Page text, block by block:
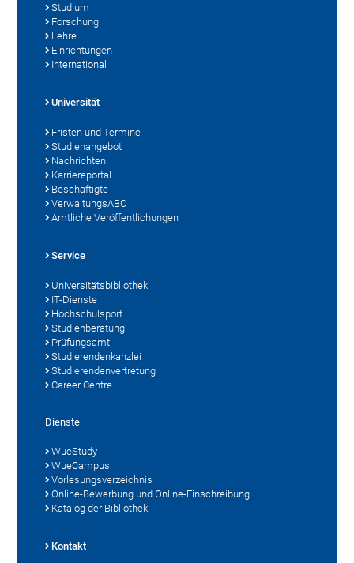
Studium
Forschung
Lehre
Einrichtungen
International
Universität
Fristen und Termine
Studienangebot
Nachrichten
Karriereportal
Beschäftigte
VerwaltungsABC
Amtliche Veröffentlichungen
Service
Universitätsbibliothek
IT-Dienste
Hochschulsport
Studienberatung
Prüfungsamt
Studierendenkanzlei
Studierendenvertretung
Career Centre
Dienste
WueStudy
WueCampus
Vorlesungsverzeichnis
Online-Bewerbung und Online-Einschreibung
Katalog der Bibliothek
Kontakt